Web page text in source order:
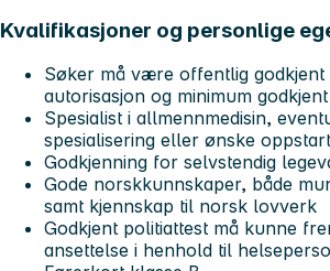
Kvalifikasjoner og personlige
Søker må være offentlig godkjent
autorisasjon og minimum
Spesialist i allmennmedisin,
spesialisering eller ønske
Godkjenning for selvstendig
Gode norskkunnskaper, både
samt kjennskap til norsk lovverk
Godkjent politiattest må kunne
ansettelse i henhold til